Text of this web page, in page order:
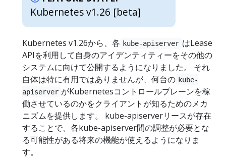
Kubernetes v1.26 [beta]
Kubernetes v1.26から、各 kube-apiserver はLease
APIを利用して自身のアイデンティティーをその他の
システムに向けて公開するようになりました。 それ
自体は特に有用ではありませんが、何台の kube-
apiserver がKubernetesコントロールプレーンを稼
働させているのかをクライアントが知るためのメカ
ニズムを提供します。 kube-apiserverリースが存在
することで、各kube-apiserver間の調整が必要とな
る可能性がある将来の機能が使えるようになりま
す。